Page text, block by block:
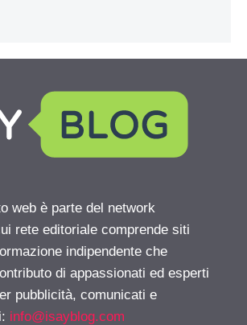
web è parte del network
rete editoriale comprende siti
indipendente che
di appassionati ed esperti
pubblicità, comunicati e
info@isayblog.com